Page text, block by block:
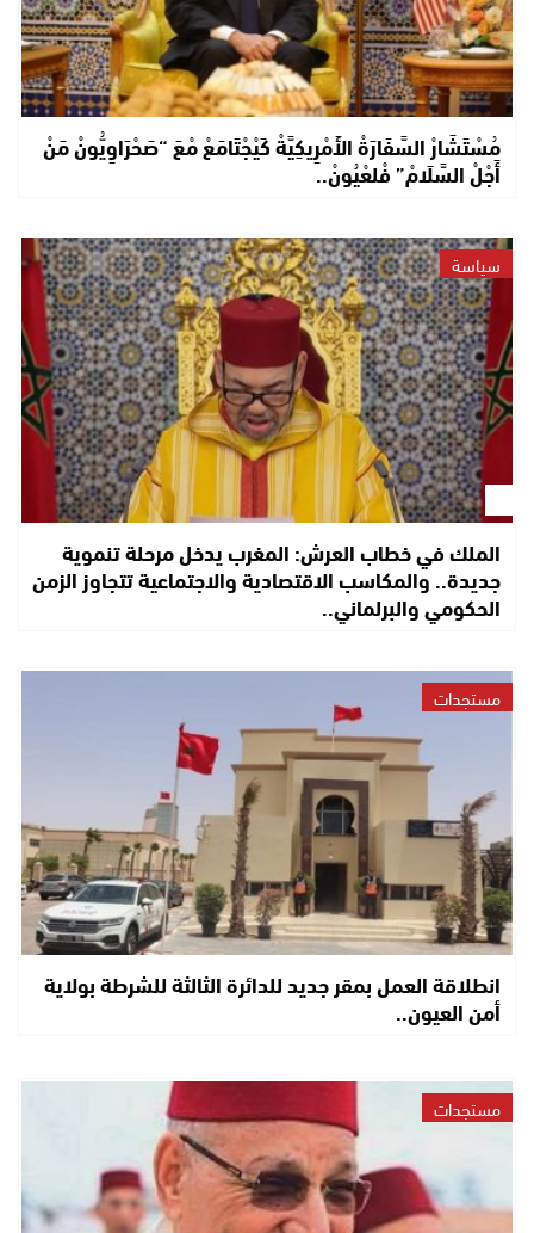
مُسْتَشَارْ السَّفَارَةْ الأَمْرِيكِيَّةْ كَيْجْتَامَعْ مْعَ “صَحْرَاوِيُّونْ مَنْ
أَجْلْ السَّلَامْ” فْلعْيُونْ..
سياسة
الملك في خطاب العرش: المغرب يدخل مرحلة تنموية
جديدة.. والمكاسب الاقتصادية والاجتماعية تتجاوز الزمن
الحكومي والبرلماني..
مستجدات
انطلاقة العمل بمقر جديد للدائرة الثالثة للشرطة بولاية
أمن العيون..
مستجدات